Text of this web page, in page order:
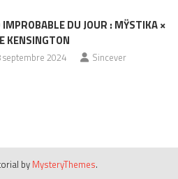
IMPROBABLE DU JOUR : MŸSTIKA ×
KENSINGTON
septembre 2024 Sincever
by MysteryThemes.